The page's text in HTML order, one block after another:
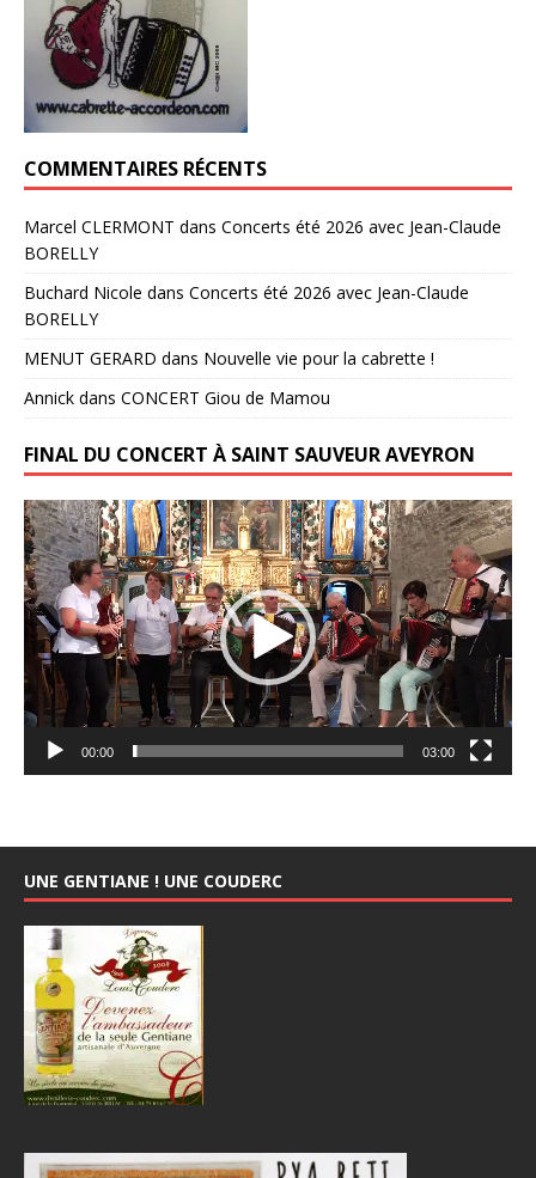
COMMENTAIRES RÉCENTS
Marcel CLERMONT dans Concerts été 2026 avec Jean-Claude
BORELLY
Buchard Nicole dans Concerts été 2026 avec Jean-Claude
BORELLY
MENUT GERARD dans Nouvelle vie pour la cabrette !
Annick dans CONCERT Giou de Mamou
FINAL DU CONCERT À SAINT SAUVEUR AVEYRON
Lecteur
vidéo
00:00 03:00
UNE GENTIANE ! UNE COUDERC